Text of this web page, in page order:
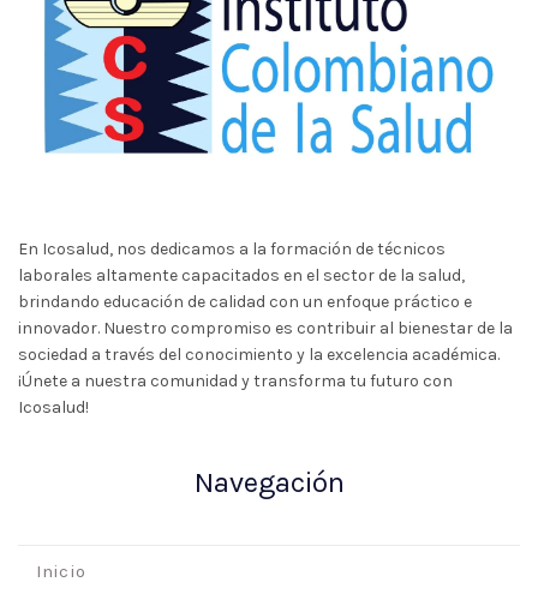
En Icosalud, nos dedicamos a la formación de técnicos
laborales altamente capacitados en el sector de la salud,
brindando educación de calidad con un enfoque práctico e
innovador. Nuestro compromiso es contribuir al bienestar de la
sociedad a través del conocimiento y la excelencia académica.
¡Únete a nuestra comunidad y transforma tu futuro con
Icosalud!
Navegación
Inicio